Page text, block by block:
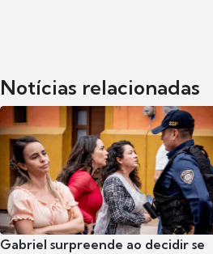
Notícias relacionadas
Gabriel surpreende ao decidir se